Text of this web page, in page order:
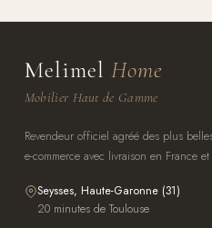
Melimel Home
Mobilier Haut de Gamme
Revendeur officiel agréé des plus
e-commerce avec livraison en France
Seysses, Haute-Garonne (31)
20 minutes de Toulouse